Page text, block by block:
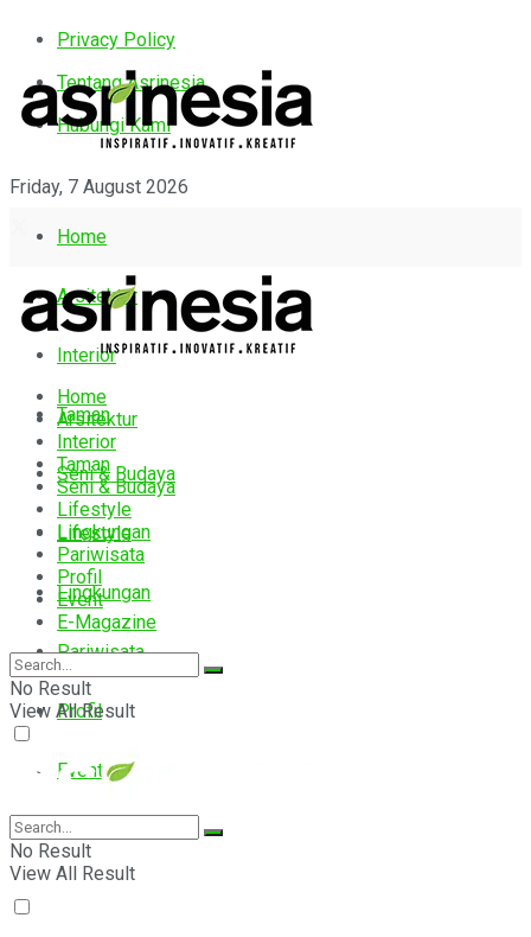
Privacy Policy
Tentang Asrinesia
Hubungi Kami
Friday, 7 August 2026
Home
Arsitektur
Interior
Taman
Seni & Budaya
Lifestyle
Lingkungan
Pariwisata
Profil
Event
E-Magazine
Home
Arsitektur
Interior
Taman
Seni & Budaya
Lifestyle
Lingkungan
Pariwisata
Profil
Event
E-Magazine
No Result
View All Result
No Result
View All Result